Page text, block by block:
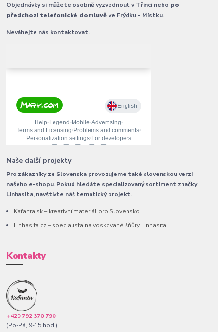
Objednávky si můžete osobně vyzvednout v Třinci nebo po
předchozí telefonické domluvěve Frýdku - Místku.
Neváhejte nás kontaktovat.
Naše další projekty
Pro zákazníky ze Slovenska provozujeme také slovenskou verzi
našeho e-shopu. Pokud hledáte specializovaný sortiment značky
Linhasita, navštivte náš tematický projekt.
Kafanta.sk – kreativní materiál pro Slovensko
Linhasita.cz – specialista na voskované šňůry Linhasita
Kontakty
+420 792 370 790
(Po-Pá, 9-15 hod.)